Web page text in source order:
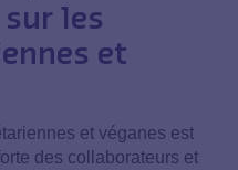
les
et
et véganes est
des collaborateurs et